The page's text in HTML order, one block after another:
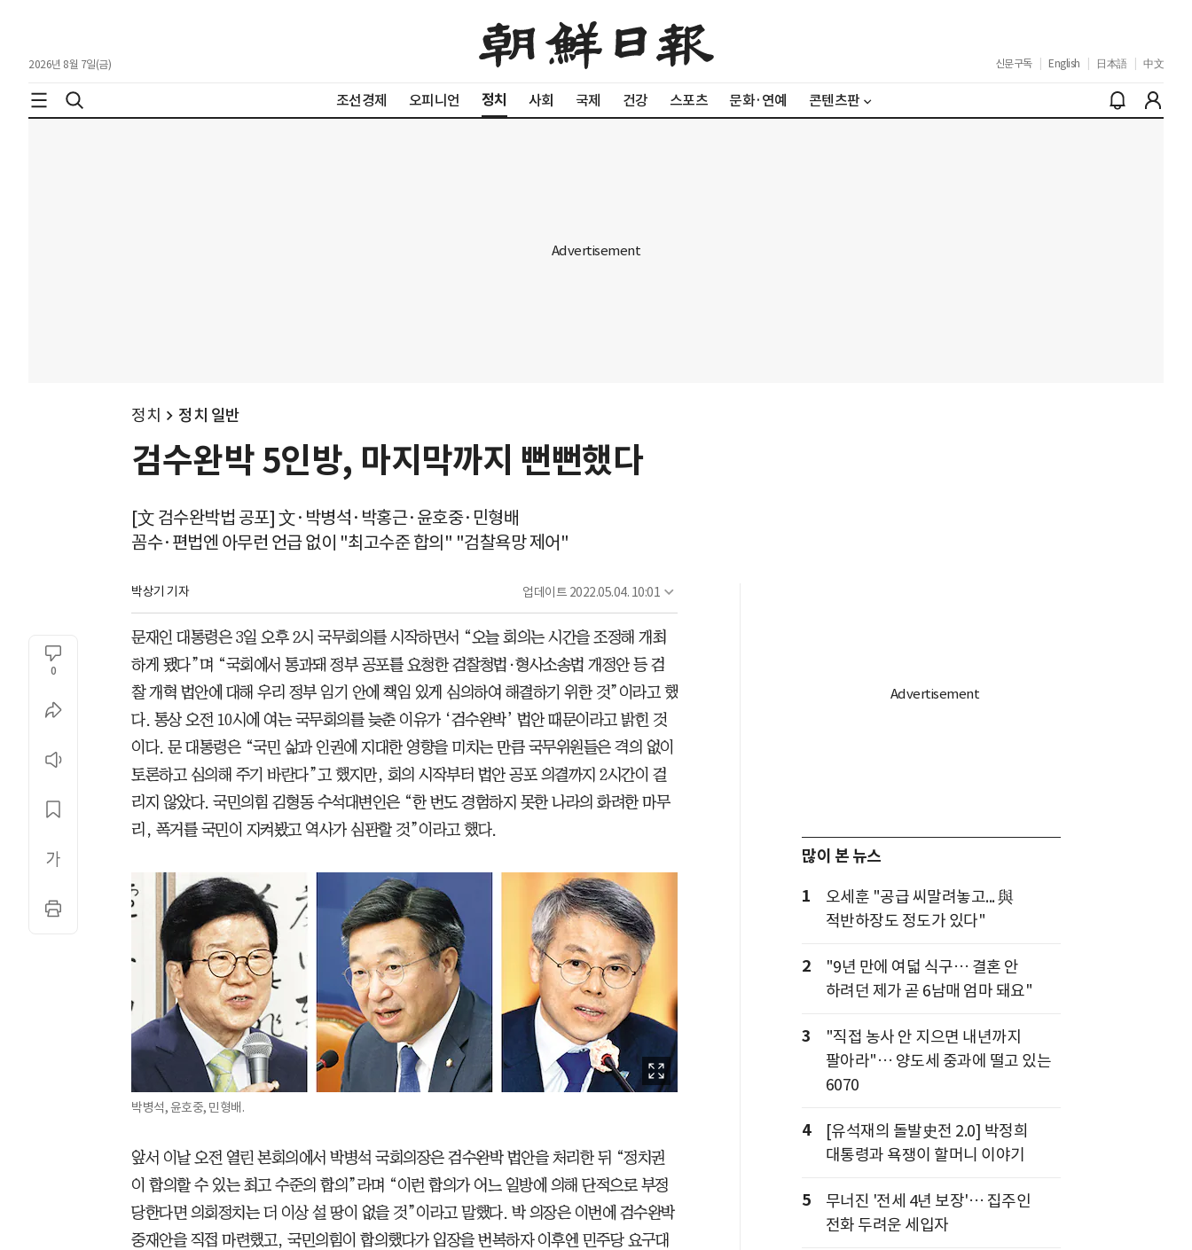
2026년 8월 7일(금) 신문구독 English 日本語 中文
조선경제 오피니언 정치 사회 국제 건강 스포츠 문화·연예 콘텐츠판
정치 정치 일반
검수완박 5인방, 마지막까지 뻔뻔했다
[文 검수완박법 공포] 文·박병석·박홍근·윤호중·민형배
꼼수·편법엔 아무런 언급 없이 "최고수준 합의" "검찰욕망 제어"
박상기 기자 업데이트 2022.05.04. 10:01
0
문재인 대통령은 3일 오후 2시 국무회의를 시작하면서 “오늘 회의는 시간을 조정해 개최
하게 됐다”며 “국회에서 통과돼 정부 공포를 요청한 검찰청법·형사소송법 개정안 등 검
찰 개혁 법안에 대해 우리 정부 임기 안에 책임 있게 심의하여 해결하기 위한 것”이라고 했
다. 통상 오전 10시에 여는 국무회의를 늦춘 이유가 ‘검수완박’ 법안 때문이라고 밝힌 것
이다. 문 대통령은 “국민 삶과 인권에 지대한 영향을 미치는 만큼 국무위원들은 격의 없이
토론하고 심의해 주기 바란다”고 했지만, 회의 시작부터 법안 공포 의결까지 2시간이 걸
리지 않았다. 국민의힘 김형동 수석대변인은 “한 번도 경험하지 못한 나라의 화려한 마무
리, 폭거를 국민이 지켜봤고 역사가 심판할 것”이라고 했다.
박병석, 윤호중, 민형배.
앞서 이날 오전 열린 본회의에서 박병석 국회의장은 검수완박 법안을 처리한 뒤 “정치권
이 합의할 수 있는 최고 수준의 합의”라며 “이런 합의가 어느 일방에 의해 단적으로 부정
당한다면 의회정치는 더 이상 설 땅이 없을 것”이라고 말했다. 박 의장은 이번에 검수완박
중재안을 직접 마련했고, 국민의힘이 합의했다가 입장을 번복하자 이후엔 민주당 요구대
많이 본 뉴스
1
오세훈 "공급 씨말려놓고... 與
적반하장도 정도가 있다"
2
"9년 만에 여덟 식구… 결혼 안
하려던 제가 곧 6남매 엄마 돼요"
3
"직접 농사 안 지으면 내년까지
팔아라"… 양도세 중과에 떨고 있는
6070
4
[유석재의 돌발史전 2.0] 박정희
대통령과 욕쟁이 할머니 이야기
5
무너진 '전세 4년 보장'… 집주인
전화 두려운 세입자